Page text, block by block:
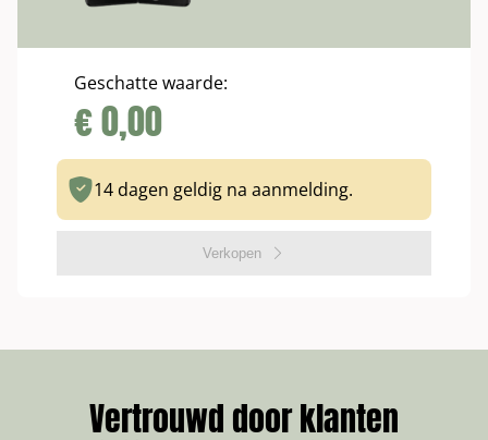
Geschatte waarde:
€0,00
14 dagen geldig na aanmelding.
Verkopen
Vertrouwd door klanten